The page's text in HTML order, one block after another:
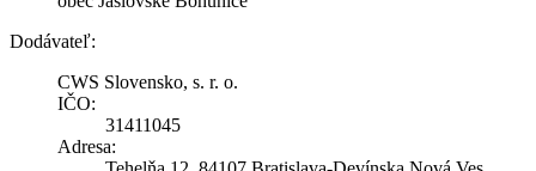
Dodávateľ:
CWS Slovensko, s. r. o.
IČO:
31411045
Adresa: